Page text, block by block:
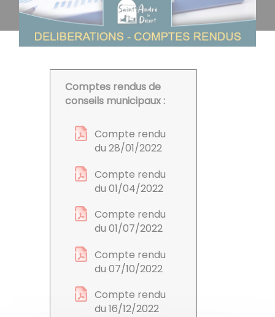
Comptes rendus de
conseils municipaux :
Compte rendu
du 28/01/2022
Compte rendu
du 01/04/2022
Compte rendu
du 01/07/2022
Compte rendu
du 07/10/2022
Compte rendu
du 16/12/2022